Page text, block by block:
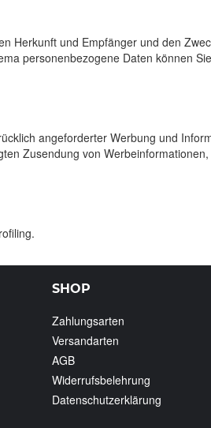
Herkunft und Empfänger und den
personenbezogene Daten können
angeforderter Werbung und
Zusendung von
SHOP
Zahlungsarten
Versandarten
AGB
Widerrufsbelehrung
Datenschutzerklärung